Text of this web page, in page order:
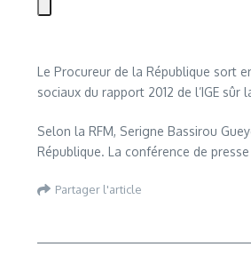
Le Procureur de la République sort
sociaux du rapport 2012 de l’IGE
Selon la RFM, Serigne Bassirou
République. La conférence de
Partager l'article